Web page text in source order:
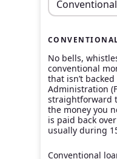
No bells,
conventional
that isn’t
Administration
straightforward
the money you
is paid back
usually during
Conventional